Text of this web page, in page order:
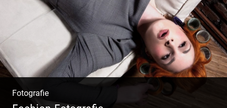
Fotografie